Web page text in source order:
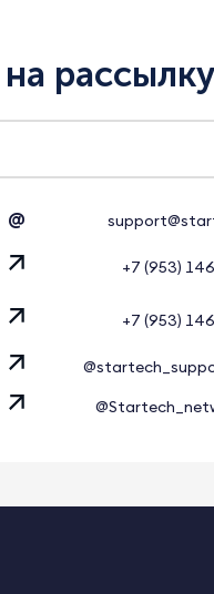
рассылку
@
+7 (953)
+7 (953)